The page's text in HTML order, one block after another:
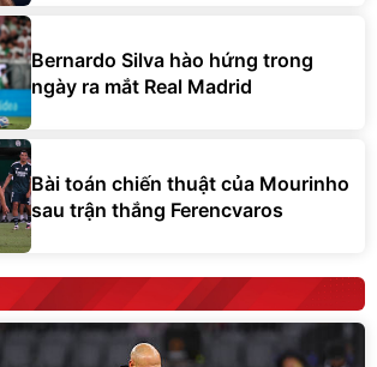
Bernardo Silva hào hứng trong
ngày ra mắt Real Madrid
Bài toán chiến thuật của Mourinho
sau trận thắng Ferencvaros